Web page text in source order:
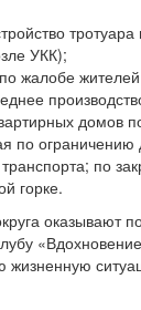
УКК);
жалобе
домов
по ограничению
по
горке.
оказывают
жизненную